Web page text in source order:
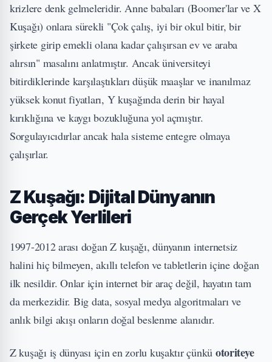
krizlere denk gelmeleridir. Anne babaları (Boomer'lar ve X
Kuşağı) onlara sürekli "Çok çalış, iyi bir okul bitir, bir
şirkete girip emekli olana kadar çalışırsan ev ve araba
alırsın" masalını anlatmıştır. Ancak üniversiteyi
bitirdiklerinde karşılaştıkları düşük maaşlar ve inanılmaz
yüksek konut fiyatları, Y kuşağında derin bir hayal
kırıklığına ve kaygı bozukluğuna yol açmıştır.
Sorgulayıcıdırlar ancak hala sisteme entegre olmaya
çalışırlar.
Z Kuşağı: Dijital Dünyanın
Gerçek Yerlileri
1997-2012 arası doğan Z kuşağı, dünyanın internetsiz
halini hiç bilmeyen, akıllı telefon ve tabletlerin içine doğan
ilk nesildir. Onlar için internet bir araç değil, hayatın tam
da merkezidir. Big data, sosyal medya algoritmaları ve
anlık bilgi akışı onların doğal beslenme alanıdır.
Z kuşağı iş dünyası için en zorlu kuşaktır çünkü otoriteye